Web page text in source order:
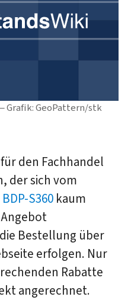
Grafik: GeoPattern/stk
den Fachhandel
der sich vom
S360kaum
Bestellung über
erfolgen. Nur
Rabatte
angerechnet.